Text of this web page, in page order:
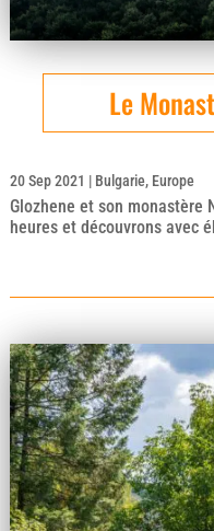
Le
20 Sep 2021 | Bulgarie, Europe
Glozhene et son monastère
heures et découvrons avec